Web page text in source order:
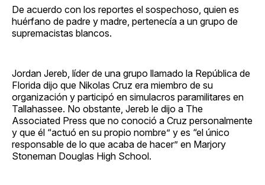
De acuerdo con los reportes el sospechoso, quien es
huérfano de padre y madre, pertenecía a un grupo de
supremacistas blancos.
Jordan Jereb, líder de una grupo llamado la República de
Florida dijo que Nikolas Cruz era miembro de su
organización y participó en simulacros paramilitares en
Tallahassee. No obstante, Jereb le dijo a The
Associated Press que no conoció a Cruz personalmente
y que él “actuó en su propio nombre” y es “el único
responsable de lo que acaba de hacer” en Marjory
Stoneman Douglas High School.